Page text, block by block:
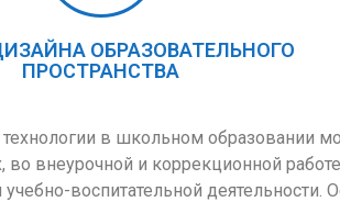
ОБРАЗОВАТЕЛЬНОГО
ПРОСТРАНСТВА
в школьном образовании
во внеурочной и коррекционной
учебно-воспитательной